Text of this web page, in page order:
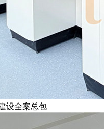
设全案总包